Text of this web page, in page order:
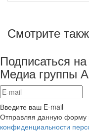
Смотрите
Подписаться
Медиа группы
Введите ваш E-mail
Отправляя данную форму
конфиденциальности